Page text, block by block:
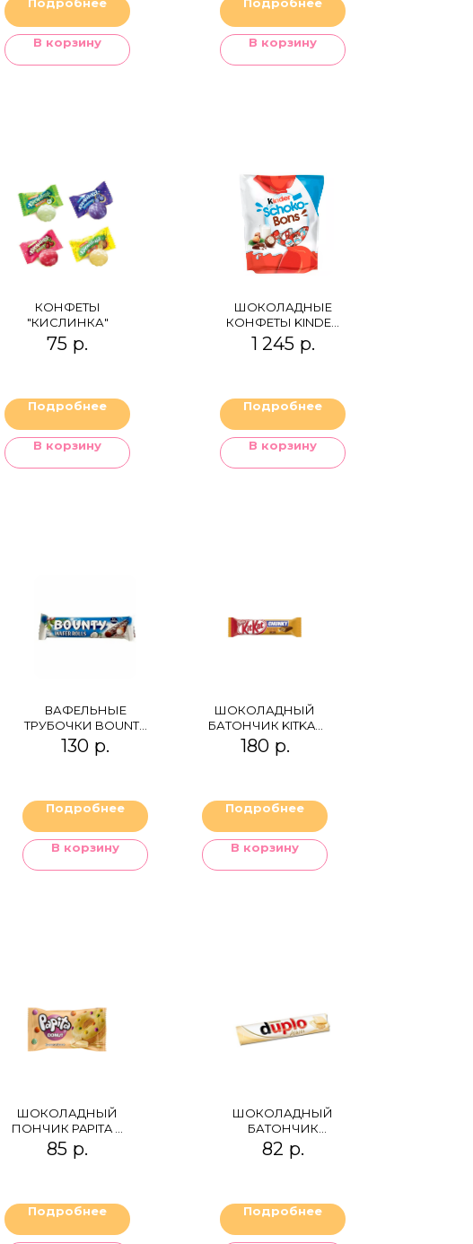
В корзину В корзину
КОНФЕТЫ
"КИСЛИНКА"
75 р.
Подробнее
В корзину
ШОКОЛАДНЫЕ
КОНФЕТЫ KINDER
SCHOKO BONS
1 245 р.
Подробнее
В корзину
ВАФЕЛЬНЫЕ
ТРУБОЧКИ BOUNTY
WAFFER ROLL
130 р.
Подробнее
В корзину
ШОКОЛАДНЫЙ
БАТОНЧИК KITKAT
CHUNKY PEANUT
BUTTER
180 р.
Подробнее
В корзину
ШОКОЛАДНЫЙ
ПОНЧИК PAPITA С
БАНАНОМ
85 р.
Подробнее
ШОКОЛАДНЫЙ
БАТОНЧИК
FERRERO DUPLO
WHITE С БЕЛЫМ
82 р.
Подробнее